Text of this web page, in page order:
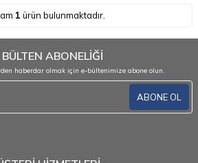
1 ürün bulunmaktadır.
ABONELİĞİ
haberdar olmak için e-bültenimize abone olun.
ABONE OL